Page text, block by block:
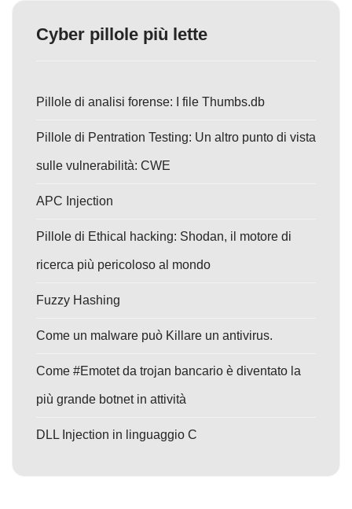
Cyber pillole più lette
Pillole di analisi forense: I file Thumbs.db
Pillole di Pentration Testing: Un altro punto di vista
sulle vulnerabilità: CWE
APC Injection
Pillole di Ethical hacking: Shodan, il motore di
ricerca più pericoloso al mondo
Fuzzy Hashing
Come un malware può Killare un antivirus.
Come #Emotet da trojan bancario è diventato la
più grande botnet in attività
DLL Injection in linguaggio C